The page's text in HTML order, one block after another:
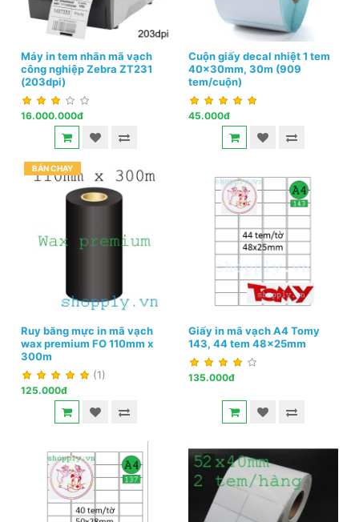
Máy in tem nhãn mã vạch
công nghiệp Zebra ZT231
(203dpi)
16.000.000đ
Cuộn giấy decal nhiệt 1 tem
40x30mm, 30m (909
tem/cuộn)
45.000đ
BÁN CHẠY
Ruy băng mực in mã vạch
wax premium FO 110mm x
300m
(1)
125.000đ
Giấy in mã vạch A4 Tomy
143, 44 tem 48x25mm
135.000đ